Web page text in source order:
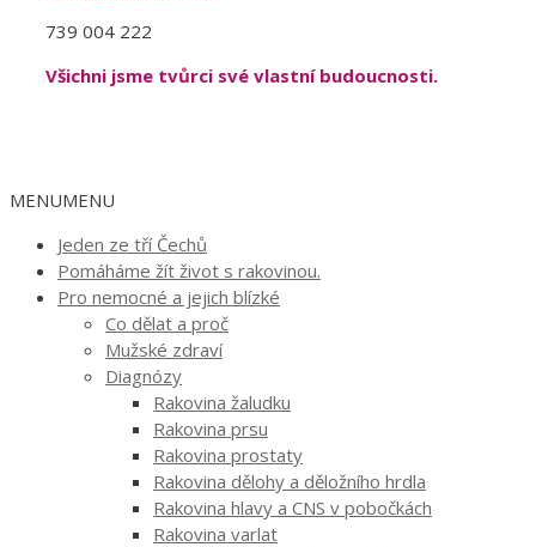
739 004 222
Všichni jsme tvůrci své vlastní budoucnosti.
MENUMENU
Jeden ze tří Čechů
Pomáháme žít život s rakovinou.
Pro nemocné a jejich blízké
Co dělat a proč
Mužské zdraví
Diagnózy
Rakovina žaludku
Rakovina prsu
Rakovina prostaty
Rakovina dělohy a děložního hrdla
Rakovina hlavy a CNS v pobočkách
Rakovina varlat